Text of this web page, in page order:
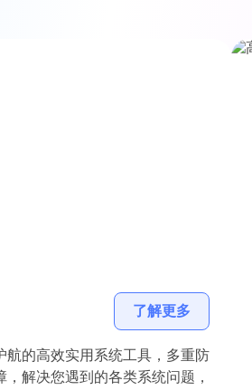
了解更多
航的高效实用系统工具，多重防
，解决您遇到的各类系统问题，